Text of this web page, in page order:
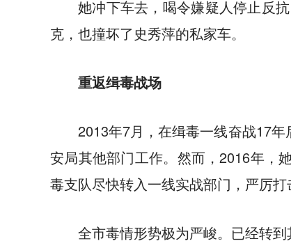
她冲下车去，喝令嫌疑人停止反
克，也撞坏了史秀萍的私家车。
重返缉毒战场
2013年7月，在缉毒一线奋战17
安局其他部门工作。然而，2016年
毒支队尽快转入一线实战部门，严厉打
全市毒情形势极为严峻。已经转